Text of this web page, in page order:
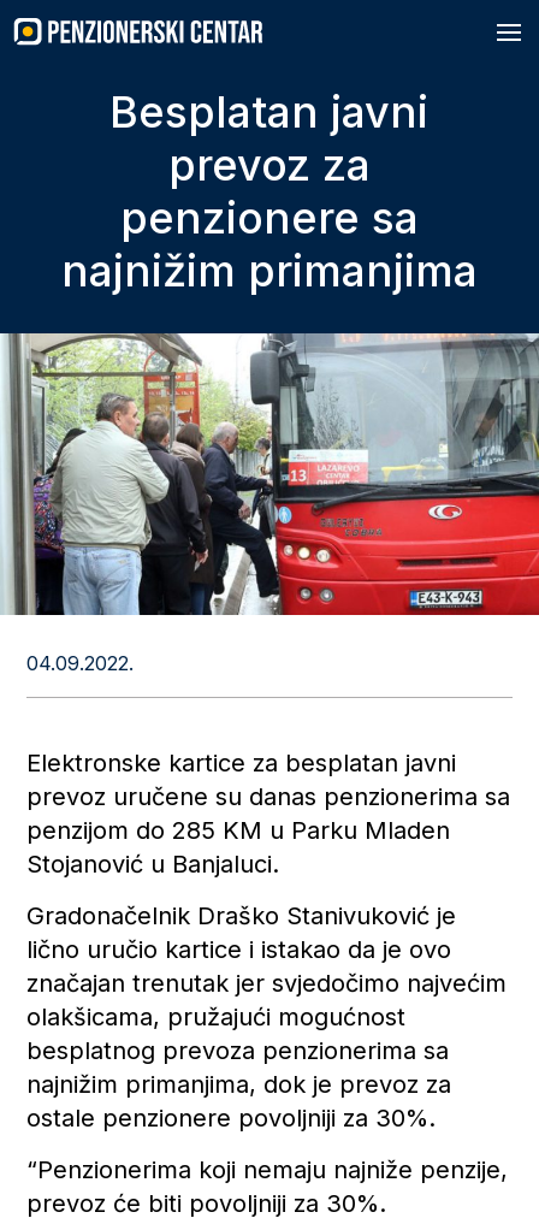
to
content
Besplatan javni
prevoz za
penzionere sa
najnižim primanjima
04.09.2022.
Elektronske kartice za besplatan javni
prevoz uručene su danas penzionerima sa
penzijom do 285 KM u Parku Mladen
Stojanović u Banjaluci.
Gradonačelnik Draško Stanivuković je
lično uručio kartice i istakao da je ovo
značajan trenutak jer svjedočimo najvećim
olakšicama, pružajući mogućnost
besplatnog prevoza penzionerima sa
najnižim primanjima, dok je prevoz za
ostale penzionere povoljniji za 30%.
“Penzionerima koji nemaju najniže penzije,
prevoz će biti povoljniji za 30%.